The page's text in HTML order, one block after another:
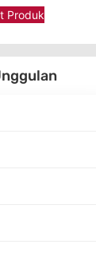
Produk